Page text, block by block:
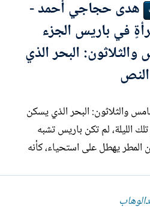
على ورق، بل مسؤولية، وأن
ھدى حجاجي أحمد -
في باريس الجزء
البحر الذي
والثلاثون: البحر الذي يسكن
في تلك الليلة، لم تكن باريس تشبه
المطر يهطل على استحياء، كأنه
البحر بعد الغرق. كلما